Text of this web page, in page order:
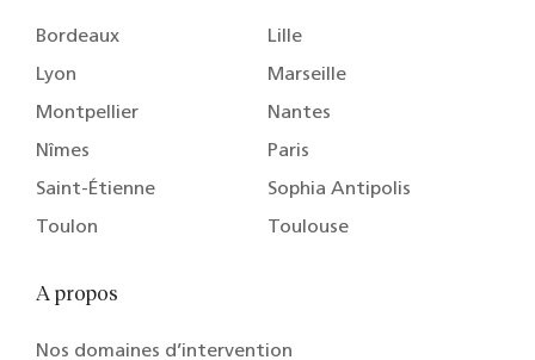
Bordeaux
Lille
Lyon
Marseille
Montpellier
Nantes
Nîmes
Paris
Saint-Étienne
Sophia Antipolis
Toulon
Toulouse
A propos
Nos domaines d’intervention